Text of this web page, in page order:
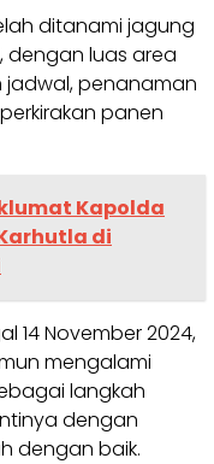
ditanami jagung
dengan luas area
jadwal, penanaman
panen
Kapolda
di
14 November 2024,
mengalami
langkah
dengan
dengan baik.